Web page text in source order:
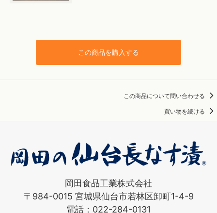
この商品を購入する
この商品について問い合わせる
買い物を続ける
岡田食品工業株式会社
〒984-0015 宮城県仙台市若林区卸町1-4-9
電話：022-284-0131